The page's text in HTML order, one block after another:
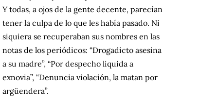
Y todas, a ojos de la gente decente, parecían
tener la culpa de lo que les había pasado. Ni
siquiera se recuperaban sus nombres en las
notas de los periódicos: “Drogadicto asesina
a su madre”, “Por despecho liquida a
exnovia”, “Denuncia violación, la matan por
argüendera”.